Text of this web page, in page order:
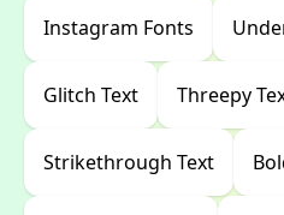
Instagram Fonts
Glitch Text Threepy
Strikethrough Text